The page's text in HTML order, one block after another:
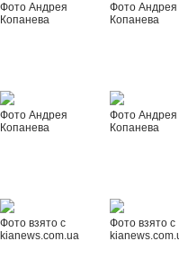
Фото Андрея
Копанева
Фото Андрея
Копанева
Фото Андрея
Копанева
Фото Андрея
Копанева
Фото взято с
kianews.com.ua
Фото взято с